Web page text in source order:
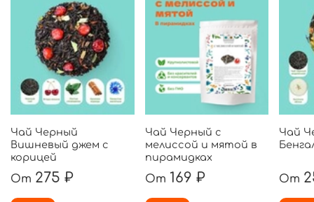
Чай Черный
Вишневый джем с
корицей
От 275 ₽
Чай Черный с
мелиссой и мятой в
пирамидках
От 169 ₽
Чай
От